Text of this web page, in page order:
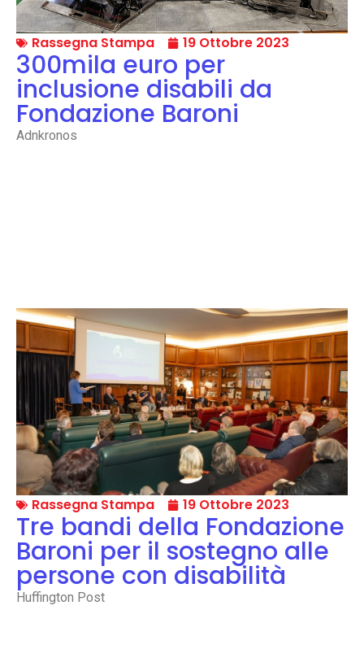
Rassegna Stampa 19 Ottobre 2023
300mila euro per
inclusione disabili da
Fondazione Baroni
Adnkronos
Rassegna Stampa 19 Ottobre 2023
Tre bandi della Fondazione
Baroni per il sostegno alle
persone con disabilità
Huffington Post